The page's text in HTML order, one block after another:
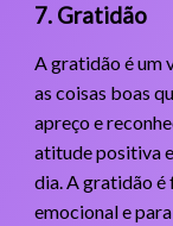
7. Gratidão
A gratidão é um
as coisas boas
apreço e
atitude positiva
dia. A gratidão
emocional e